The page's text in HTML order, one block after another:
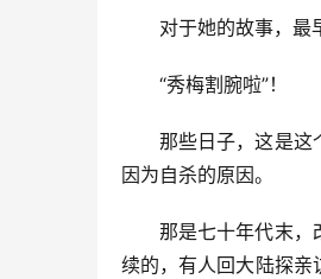
对于她的故事，最
“秀梅割腕啦”！
那些日子，这是
因为自杀的原因。
那是七十年代末，
续的，有人回大陆探亲